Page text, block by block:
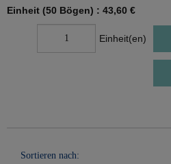
Einheit (50 Bögen) : 43,60 €
Einheit(en)
Sortieren nach: